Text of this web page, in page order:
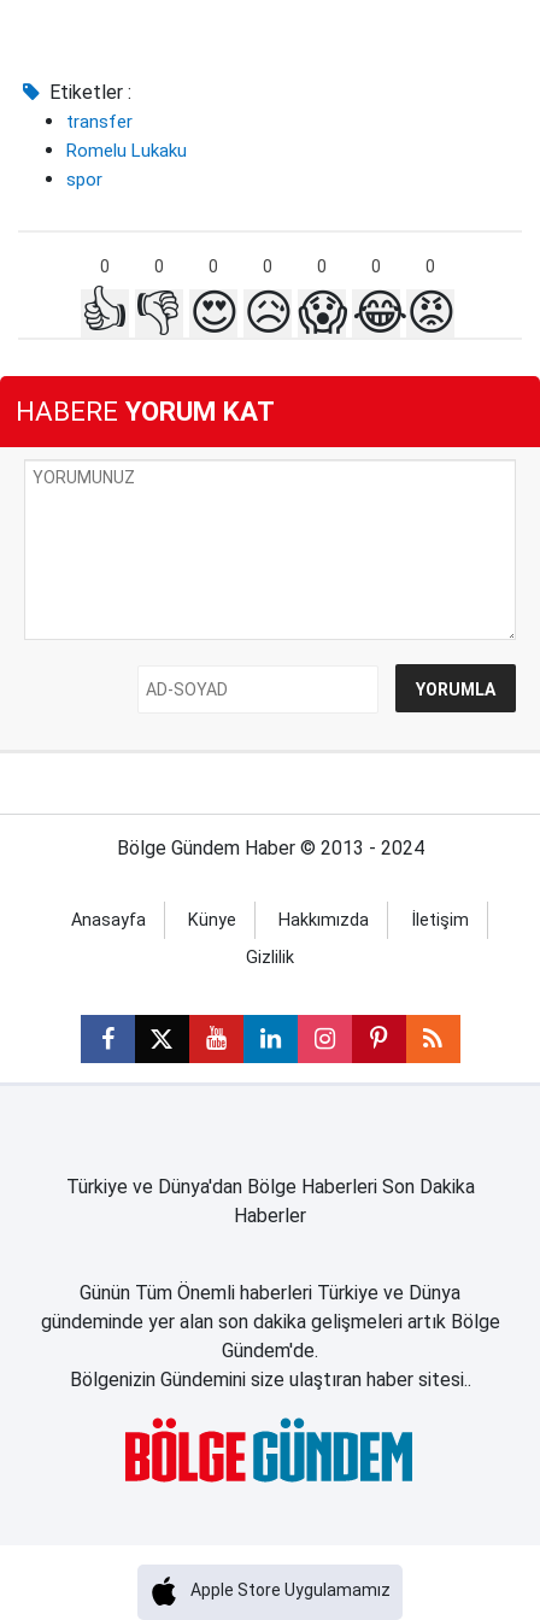
Etiketler :
transfer
Romelu Lukaku
spor
0 0 0 0 0 0 0
👍 👎 😍😥😱😂😡
HABERE YORUM KAT
Bölge Gündem Haber © 2013 - 2024
Anasayfa Künye Hakkımızda
İletişim
Gizlilik
Türkiye ve Dünya'dan Bölge Haberleri Son Dakika
Haberler
Günün Tüm Önemli haberleri Türkiye ve Dünya
gündeminde yer alan son dakika gelişmeleri artık Bölge
Gündem'de.
Bölgenizin Gündemini size ulaştıran haber sitesi..
Apple Store Uygulamamız